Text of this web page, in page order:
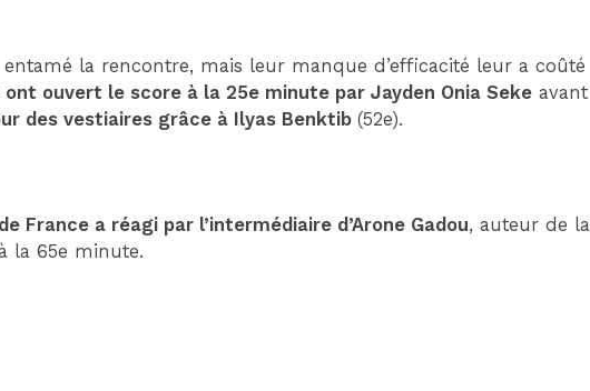
la rencontre, mais leur manque d’efficacité leur a coûté
ont ouvert le score à la 25e minute par Jayden Onia Seke avant
des vestiaires grâce à Ilyas Benktib(52e).
France a réagi par l’intermédiaire d’Arone Gadou, auteur de la
la 65e minute.